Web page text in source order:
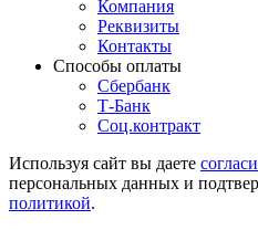
Компания
Реквизиты
Контакты
Cпособы оплаты
Сбербанк
Т-Банк
Соц.контракт
Используя сайт вы даете
персональных данных и
политикой.